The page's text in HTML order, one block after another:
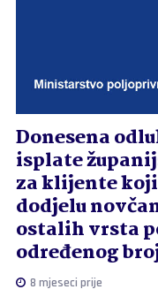
Donesena
isplate
za klijente
dodjelu
ostalih vrsta
određenog
8 mjeseci prije